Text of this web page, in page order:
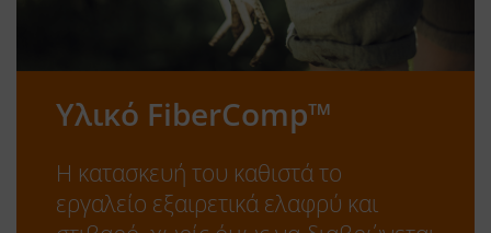
Υλικό FiberComp™
Η κατασκευή του καθιστά το
εργαλείο εξαιρετικά ελαφρύ και